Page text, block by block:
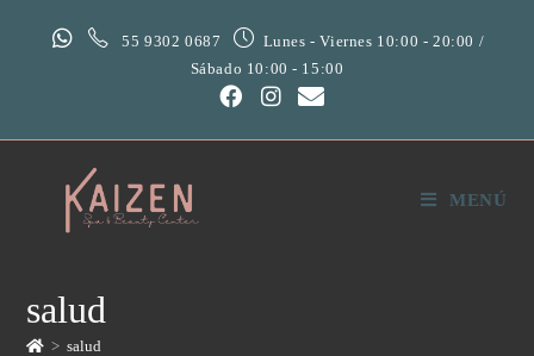
55 9302 0687
Lunes - Viernes 10:00 - 20:00 /
Sábado 10:00 - 15:00
MENÚ
salud
> salud